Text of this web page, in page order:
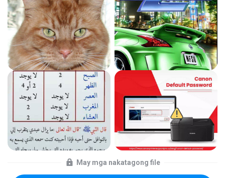
May mga nakatagong file